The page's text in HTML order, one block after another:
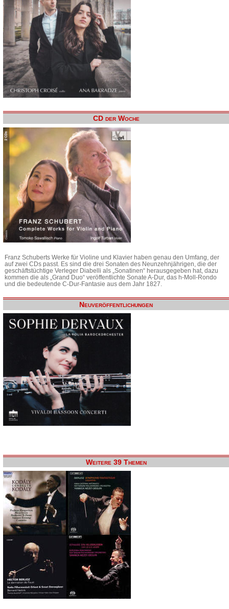
CD der Woche
Franz Schuberts Werke für Violine und Klavier haben genau den Umfang, der
auf zwei CDs passt. Es sind die drei Sonaten des Neunzehnjährigen, die der
geschäftstüchtige Verleger Diabelli als „Sonatinen“ herausgegeben hat, dazu
kommen die als „Grand Duo“ veröffentlichte Sonate A-Dur, das h-Moll-Rondo
und die bedeutende C-Dur-Fantasie aus dem Jahr 1827.
Neuveröffentlichungen
Weitere 39 Themen